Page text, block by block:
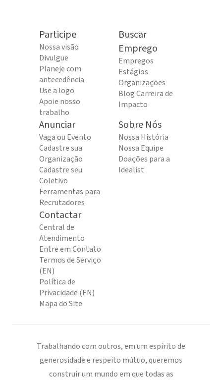
Participe
Nossa visão
Divulgue
Planeje com
antecedência
Use a logo
Apoie nosso
trabalho
Buscar
Emprego
Empregos
Estágios
Organizações
Blog Carreira de
Impacto
Anunciar
Vaga ou Evento
Cadastre sua
Organização
Cadastre seu
Coletivo
Ferramentas para
Recrutadores
Sobre Nós
Nossa História
Nossa Equipe
Doações para a
Idealist
Contactar
Central de
Atendimento
Entre em Contato
Termos de Serviço
(EN)
Política de
Privacidade (EN)
Mapa do Site
Trabalhando com outros, em um espírito de
generosidade e respeito mútuo, queremos
construir um mundo em que todas as